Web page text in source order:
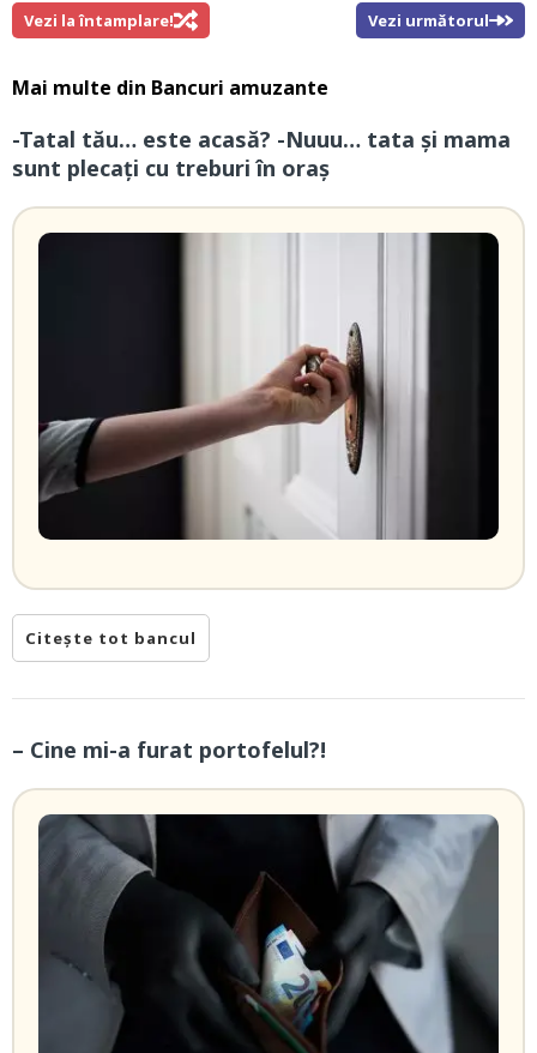
Vezi la întamplare! Vezi următorul
Mai multe din Bancuri amuzante
-Tatal tău… este acasă? -Nuuu… tata și mama
sunt plecați cu treburi în oraș
Citește tot bancul
– Cine mi-a furat portofelul?!